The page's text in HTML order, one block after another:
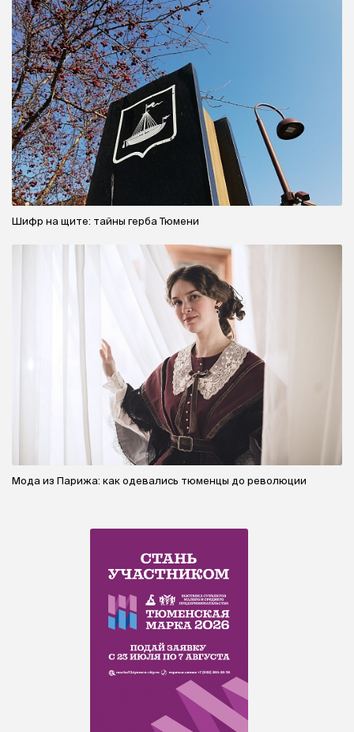
Шифр на щите: тайны герба Тюмени
Мода из Парижа: как одевались тюменцы до революции